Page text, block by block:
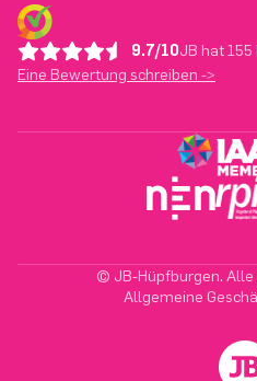
9.7/10JB hat
Eine Bewertung schreiben ->
© JB-Hüpfburgen.
Allgemeine